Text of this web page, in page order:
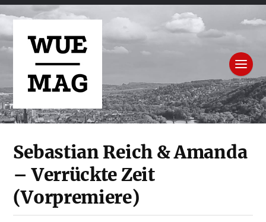
Sebastian Reich & Amanda
– Verrückte Zeit
(Vorpremiere)